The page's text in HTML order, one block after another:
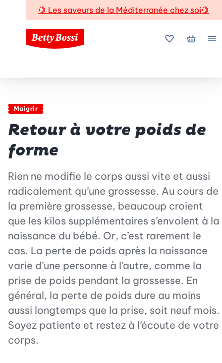
🍋 Les saveurs de la Méditerranée chez soi🍋
Mes favoris
Mon
Maigrir
Retour à votre poids de
forme
Rien ne modifie le corps aussi vite et aussi
radicalement qu’une grossesse. Au cours de
la première grossesse, beaucoup croient
que les kilos supplémentaires s’envolent à la
naissance du bébé. Or, c’est rarement le
cas. La perte de poids après la naissance
varie d’une personne à l’autre, comme la
prise de poids pendant la grossesse. En
général, la perte de poids dure au moins
aussi longtemps que la prise, soit neuf mois.
Soyez patiente et restez à l’écoute de votre
corps.